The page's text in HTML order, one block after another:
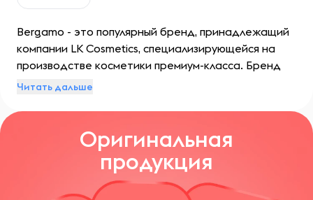
Bergamo - это популярный бренд, принадлежащий
компании LK Cosmetics, специализирующейся на
производстве косметики премиум-класса. Бренд
является наилучшим выбором для тех, кто ищет
удовлетворить самые разнообразные
потребности различных типов кожи.
Читать дальше
Оригинальная
продукция